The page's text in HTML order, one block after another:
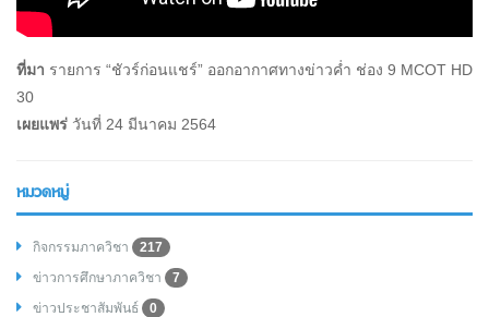
ที่มา รายการ “ชัวร์ก่อน​แชร์” ออกอากาศทางข่าวค่ำ ช่อง 9 MCOT HD
30
เผยแพร่ วันที่ 24 มีนาคม 2564
หมวดหมู่
กิจกรรมภาควิชา
217
ข่าวการศึกษาภาควิชา
7
ข่าวประชาสัมพันธ์
0